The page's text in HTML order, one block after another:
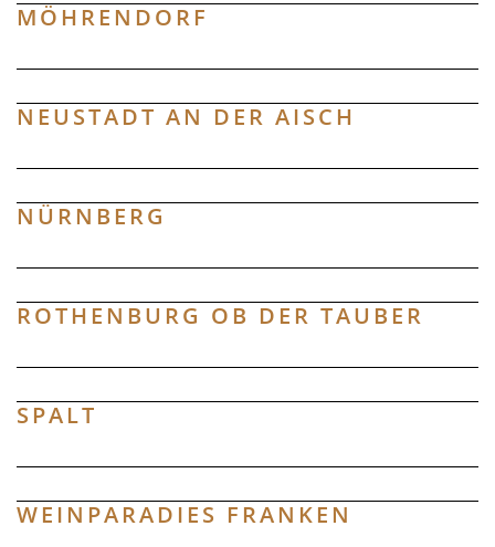
MÖHRENDORF
NEUSTADT AN DER AISCH
NÜRNBERG
ROTHENBURG OB DER TAUBER
SPALT
WEINPARADIES FRANKEN
23.
AUGUST